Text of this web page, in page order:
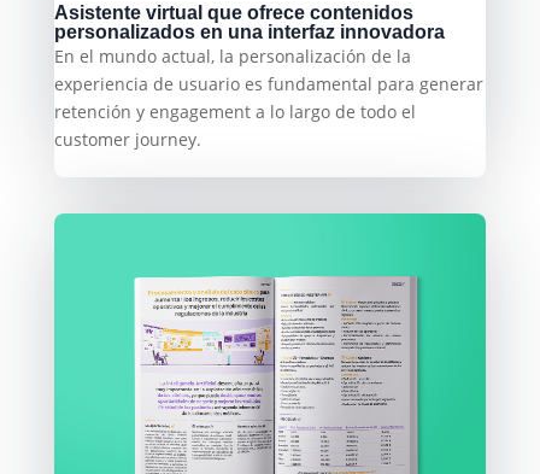
Asistente virtual que ofrece contenidos
personalizados en una interfaz innovadora
En el mundo actual, la personalización de la
experiencia de usuario es fundamental para generar
retención y engagement a lo largo de todo el
customer journey.